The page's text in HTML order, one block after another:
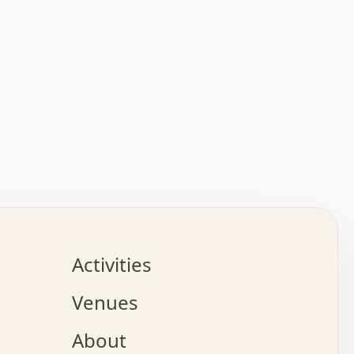
.   .   .   .   .   .   .   .   x   .   .   .   .
o   .   .   .   .   .   .   .   .   x   .   .   .
.   .   .   :   .   .   .   x   .   .   .   :   .
.   .   .   +   .   .   .   .   .   .   .   .   x
.   .   x   .   .   .   .   .   .   :   .   .   .
Activities
Venues
About